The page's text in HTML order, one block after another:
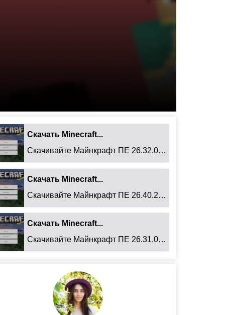
Скачать Minecraft...
Скачивайте Майнкрафт ПЕ 26.32.02 для Android: ...
Скачать Minecraft...
Скачивайте Майнкрафт ПЕ 26.40.27 для Android: ...
Скачать Minecraft...
Скачивайте Майнкрафт ПЕ 26.31.01 для Android: ...